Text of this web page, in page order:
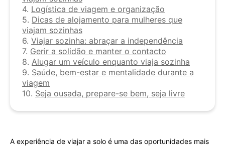
4. Logística de viagem e organização
5. Dicas de alojamento para mulheres que
viajam sozinhas
6. Viajar sozinha: abraçar a independência
7. Gerir a solidão e manter o contacto
8. Alugar um veículo enquanto viaja sozinha
9. Saúde, bem-estar e mentalidade durante a
viagem
10. Seja ousada, prepare-se bem, seja livre
A experiência de viajar a solo é uma das oportunidades mais